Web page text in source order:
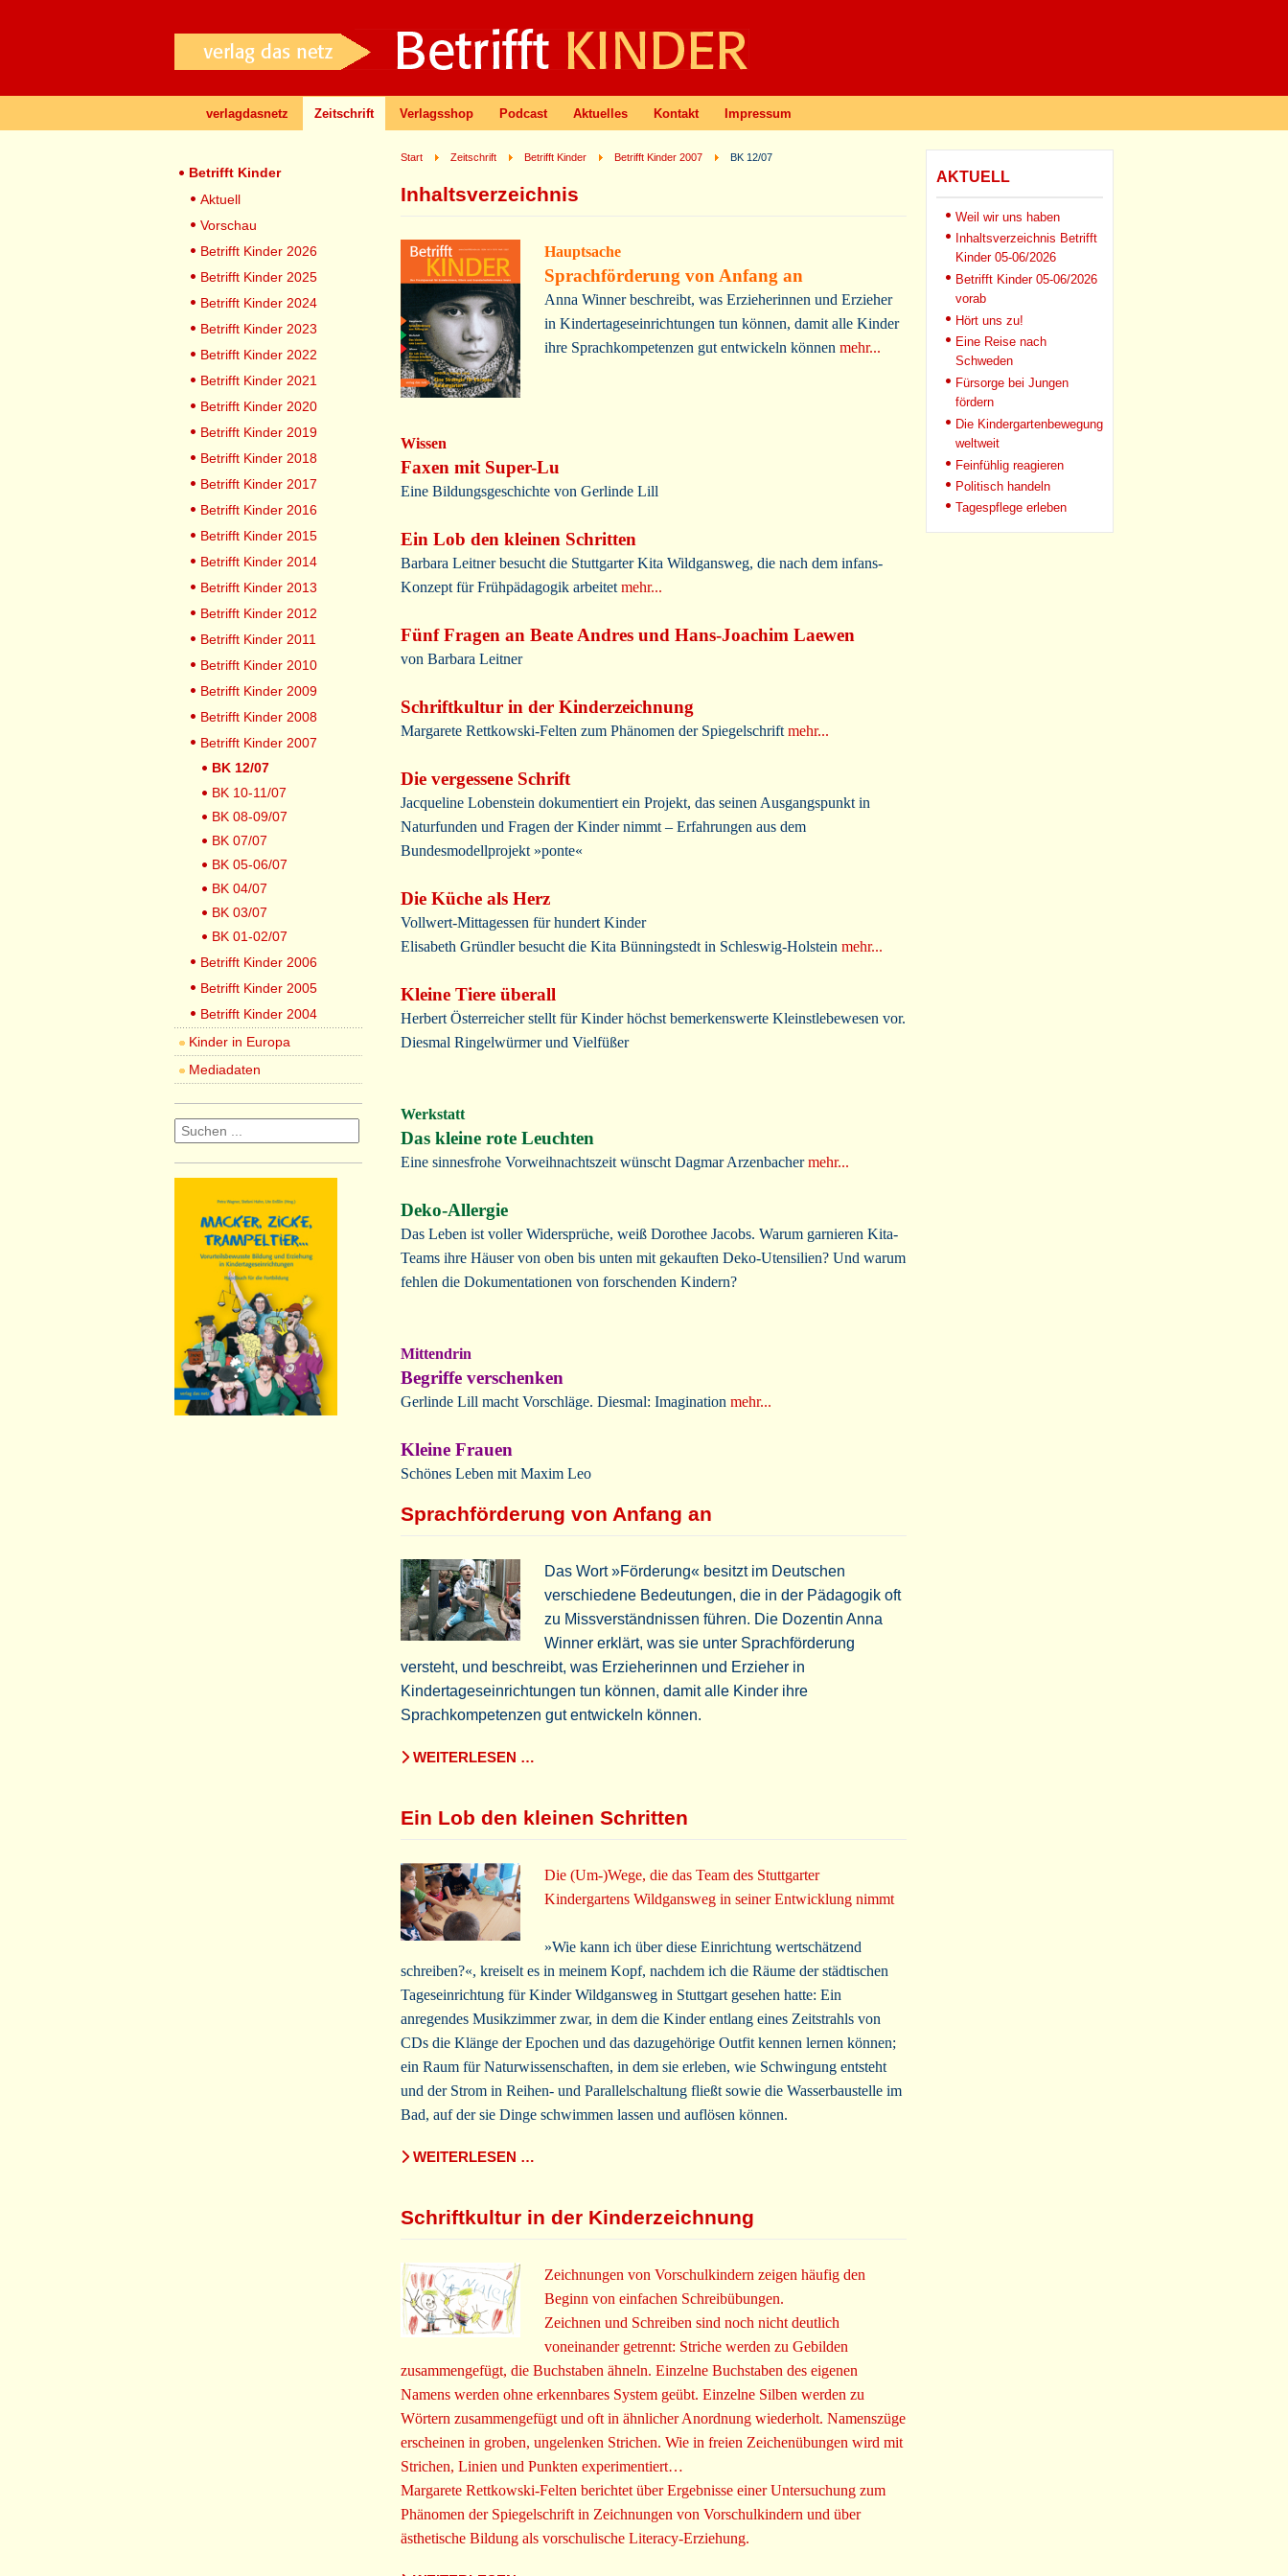
verlagdasnetz Zeitschrift Verlagsshop Podcast Aktuelles Kontakt Impressum
Start Zeitschrift Betrifft Kinder Betrifft Kinder 2007 BK 12/07
Inhaltsverzeichnis
Hauptsache
Sprachförderung von Anfang an
Anna Winner beschreibt, was Erzieherinnen und Erzieher
in Kindertageseinrichtungen tun können, damit alle Kinder
ihre Sprachkompetenzen gut entwickeln können mehr...
Wissen
Faxen mit Super-Lu
Eine Bildungsgeschichte von Gerlinde Lill
Ein Lob den kleinen Schritten
Barbara Leitner besucht die Stuttgarter Kita Wildgansweg, die nach dem infans-
Konzept für Frühpädagogik arbeitet mehr...
Fünf Fragen an Beate Andres und Hans-Joachim Laewen
von Barbara Leitner
Schriftkultur in der Kinderzeichnung
Margarete Rettkowski-Felten zum Phänomen der Spiegelschrift mehr...
Die vergessene Schrift
Jacqueline Lobenstein dokumentiert ein Projekt, das seinen Ausgangspunkt in
Naturfunden und Fragen der Kinder nimmt – Erfahrungen aus dem
Bundesmodellprojekt »ponte«
Die Küche als Herz
Vollwert-Mittagessen für hundert Kinder
Elisabeth Gründler besucht die Kita Bünningstedt in Schleswig-Holstein mehr...
Kleine Tiere überall
Herbert Österreicher stellt für Kinder höchst bemerkenswerte Kleinstlebewesen vor.
Diesmal Ringelwürmer und Vielfüßer
Werkstatt
Das kleine rote Leuchten
Eine sinnesfrohe Vorweihnachtszeit wünscht Dagmar Arzenbachermehr...
Deko-Allergie
Das Leben ist voller Widersprüche, weiß Dorothee Jacobs. Warum garnieren Kita-
Teams ihre Häuser von oben bis unten mit gekauften Deko-Utensilien? Und warum
fehlen die Dokumentationen von forschenden Kindern?
Mittendrin
Begriffe verschenken
Gerlinde Lill macht Vorschläge. Diesmal: Imagination mehr...
Kleine Frauen
Schönes Leben mit Maxim Leo
Sprachförderung von Anfang an
Das Wort »Förderung« besitzt im Deutschen
verschiedene Bedeutungen, die in der Pädagogik oft
zu Missverständnissen führen. Die Dozentin Anna
Winner erklärt, was sie unter Sprachförderung
versteht, und beschreibt, was Erzieherinnen und Erzieher in
Kindertageseinrichtungen tun können, damit alle Kinder ihre
Sprachkompetenzen gut entwickeln können.
WEITERLESEN …
Ein Lob den kleinen Schritten
Die (Um-)Wege, die das Team des Stuttgarter
Kindergartens Wildgansweg in seiner Entwicklung nimmt
»Wie kann ich über diese Einrichtung wertschätzend
schreiben?«, kreiselt es in meinem Kopf, nachdem ich die Räume der städtischen
Tageseinrichtung für Kinder Wildgansweg in Stuttgart gesehen hatte: Ein
anregendes Musikzimmer zwar, in dem die Kinder entlang eines Zeitstrahls von
CDs die Klänge der Epochen und das dazugehörige Outfit kennen lernen können;
ein Raum für Naturwissenschaften, in dem sie erleben, wie Schwingung entsteht
und der Strom in Reihen- und Parallelschaltung fließt sowie die Wasserbaustelle im
Bad, auf der sie Dinge schwimmen lassen und auflösen können.
WEITERLESEN …
Schriftkultur in der Kinderzeichnung
Zeichnungen von Vorschulkindern zeigen häufig den
Beginn von einfachen Schreibübungen.
Zeichnen und Schreiben sind noch nicht deutlich
voneinander getrennt: Striche werden zu Gebilden
zusammengefügt, die Buchstaben ähneln. Einzelne Buchstaben des eigenen
Namens werden ohne erkennbares System geübt. Einzelne Silben werden zu
Wörtern zusammengefügt und oft in ähnlicher Anordnung wiederholt. Namenszüge
erscheinen in groben, ungelenken Strichen. Wie in freien Zeichenübungen wird mit
Strichen, Linien und Punkten experimentiert…
Margarete Rettkowski-Felten berichtet über Ergebnisse einer Untersuchung zum
Phänomen der Spiegelschrift in Zeichnungen von Vorschulkindern und über
ästhetische Bildung als vorschulische Literacy-Erziehung.
Betrifft Kinder
Aktuell
Vorschau
Betrifft Kinder 2026
Betrifft Kinder 2025
Betrifft Kinder 2024
Betrifft Kinder 2023
Betrifft Kinder 2022
Betrifft Kinder 2021
Betrifft Kinder 2020
Betrifft Kinder 2019
Betrifft Kinder 2018
Betrifft Kinder 2017
Betrifft Kinder 2016
Betrifft Kinder 2015
Betrifft Kinder 2014
Betrifft Kinder 2013
Betrifft Kinder 2012
Betrifft Kinder 2011
Betrifft Kinder 2010
Betrifft Kinder 2009
Betrifft Kinder 2008
Betrifft Kinder 2007
BK 12/07
BK 10-11/07
BK 08-09/07
BK 07/07
BK 05-06/07
BK 04/07
BK 03/07
BK 01-02/07
Betrifft Kinder 2006
Betrifft Kinder 2005
Betrifft Kinder 2004
Kinder in Europa
Mediadaten
AKTUELL
Weil wir uns haben
Inhaltsverzeichnis Betrifft
Kinder 05-06/2026
Betrifft Kinder 05-06/2026
vorab
Hört uns zu!
Eine Reise nach
Schweden
Fürsorge bei Jungen
fördern
Die Kindergartenbewegung
weltweit
Feinfühlig reagieren
Politisch handeln
Tagespflege erleben